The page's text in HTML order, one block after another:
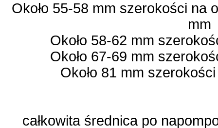
Około 55-58 mm szerokości na
mm
Około 58-62 mm
Około 67-69 mm
Około 81 mm
całkowita średnica po